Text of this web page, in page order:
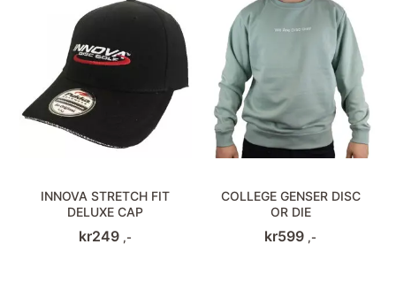
INNOVA STRETCH FIT
DELUXE CAP
kr249 ,-
COLLEGE GENSER DISC
OR DIE
kr599 ,-